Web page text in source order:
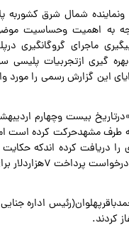
ونماینده شمال شرق
به اهمیت وحساسیت
ماجرای گروگانگیری
گیری ازتجربیات پلیسی
این گزارش رسمی را مورد
افغانستانی به نام «ز-ن»درتاریخ بیست
طرف مشهدحرکت کرده است
دریافت کرده اندکه حکایت
داشت.گروگانگیران بی رحم در ادامه باارسال تصاویری
اداره
کردند.